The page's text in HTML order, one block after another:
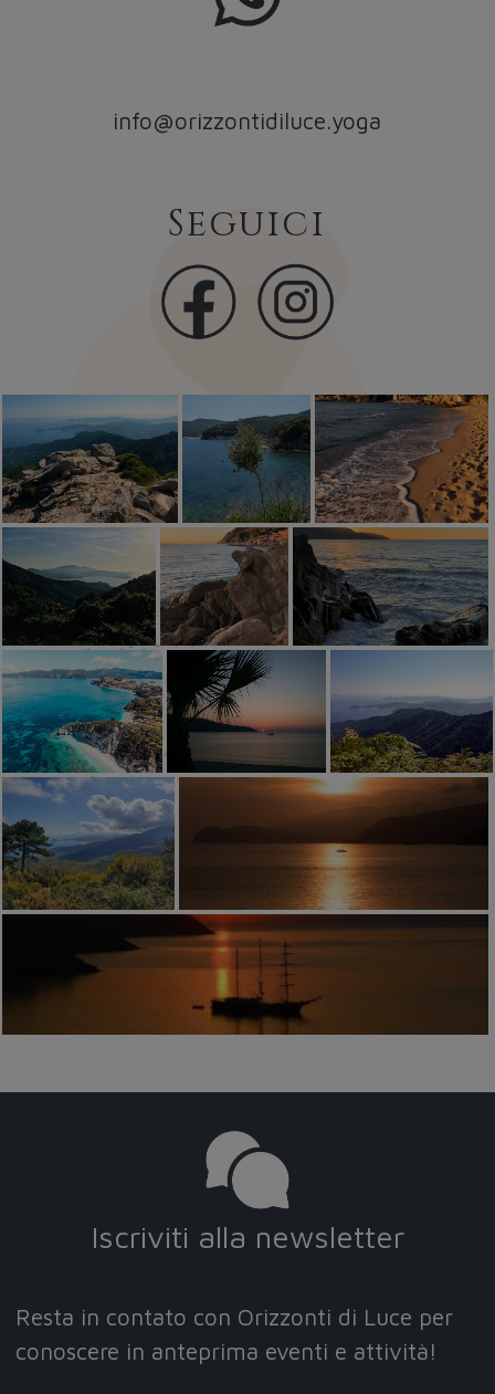
info@orizzontidiluce.yoga
Seguici
Iscriviti alla newsletter
Resta in contato con Orizzonti di Luce per
conoscere in anteprima eventi e attività!